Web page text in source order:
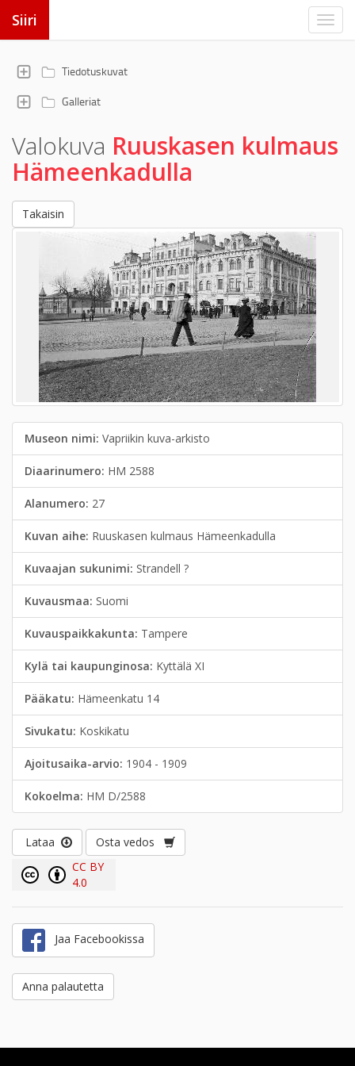
Siiri
Tiedotuskuvat
Galleriat
Valokuva Ruuskasen kulmaus
Hämeenkadulla
Takaisin
Museon nimi: Vapriikin kuva-arkisto
Diaarinumero: HM 2588
Alanumero: 27
Kuvan aihe: Ruuskasen kulmaus Hämeenkadulla
Kuvaajan sukunimi: Strandell ?
Kuvausmaa: Suomi
Kuvauspaikkakunta: Tampere
Kylä tai kaupunginosa: Kyttälä XI
Pääkatu: Hämeenkatu 14
Sivukatu: Koskikatu
Ajoitusaika-arvio: 1904 - 1909
Kokoelma: HM D/2588
Lataa
Osta vedos
CC BY
4.0
Jaa Facebookissa
Anna palautetta